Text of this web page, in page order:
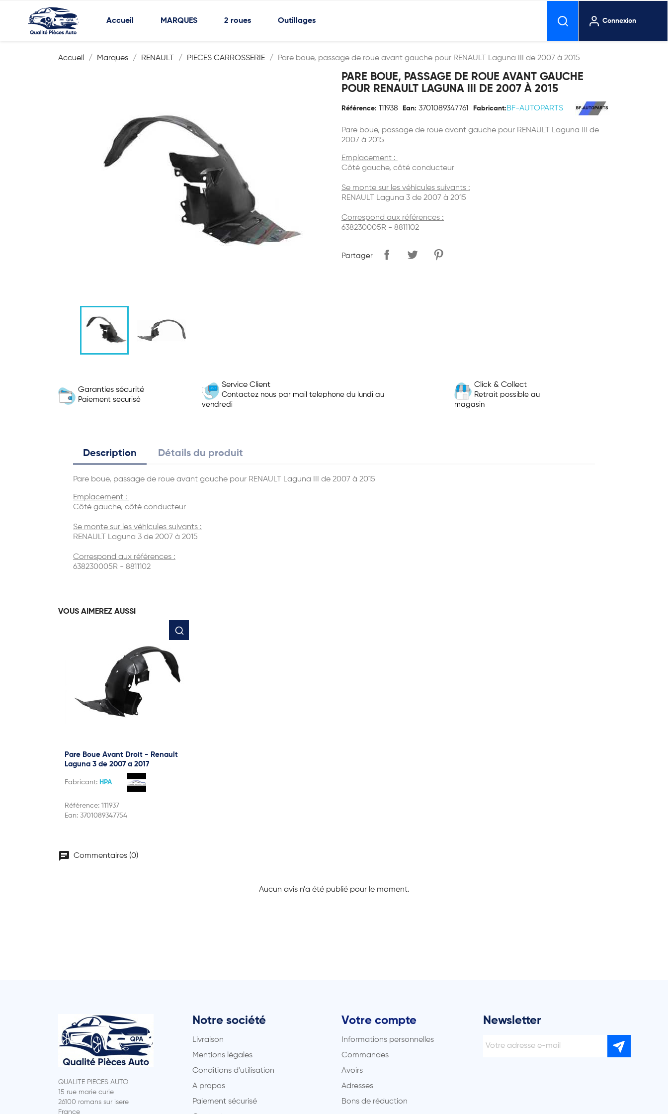
Accueil MARQUES 2 roues Outillages Connexion
Accueil Marques RENAULT PIECES CARROSSERIE Pare boue, passage de roue avant gauche pour RENAULT Laguna III de 2007 à 2015
PARE BOUE, PASSAGE DE ROUE AVANT GAUCHE
POUR RENAULT LAGUNA III DE 2007 À 2015
Référence: 111938 Ean: 3701089347761 Fabricant: BF-AUTOPARTS
Pare boue, passage de roue avant gauche pour RENAULT Laguna III de
2007 à 2015
Emplacement :
Côté gauche, côté conducteur
Se monte sur les véhicules suivants :
RENAULT Laguna 3 de 2007 à 2015
Correspond aux références :
638230005R - 8811102
Partager
Garanties sécurité
Paiement securisé
Service Client
Contactez nous par mail telephone du lundi au
vendredi
Click & Collect
Retrait possible au
magasin
Description Détails du produit
Pare boue, passage de roue avant gauche pour RENAULT Laguna III de 2007 à 2015
Emplacement :
Côté gauche, côté conducteur
Se monte sur les véhicules suivants :
RENAULT Laguna 3 de 2007 à 2015
Correspond aux références :
638230005R - 8811102
VOUS AIMEREZ AUSSI
Pare Boue Avant Droit - Renault
Laguna 3 de 2007 a 2017
Fabricant: HPA
Référence: 111937
Ean: 3701089347754
chat Commentaires (0)
Aucun avis n'a été publié pour le moment.
QUALITE PIECES AUTO
15 rue marie curie
26100 romans sur isere
France
Notre société
Livraison
Mentions légales
Conditions d'utilisation
A propos
Paiement sécurisé
Votre compte
Informations personnelles
Commandes
Avoirs
Adresses
Bons de réduction
Newsletter